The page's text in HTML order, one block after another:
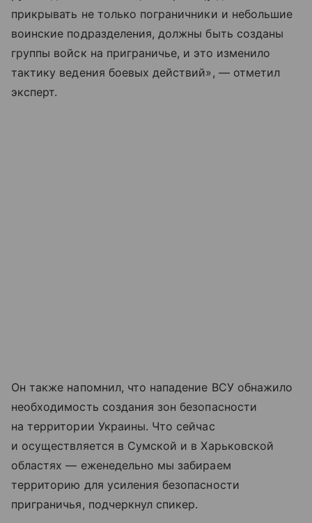
прикрывать не только пограничники и небольшие
воинские подразделения, должны быть созданы
группы войск на приграничье, и это изменило
тактику ведения боевых действий», — отметил
эксперт.
Он также напомнил, что нападение ВСУ обнажило
необходимость создания зон безопасности
на территории Украины. Что сейчас
и осуществляется в Сумской и в Харьковской
областях — еженедельно мы забираем
территорию для усиления безопасности
приграничья, подчеркнул спикер.